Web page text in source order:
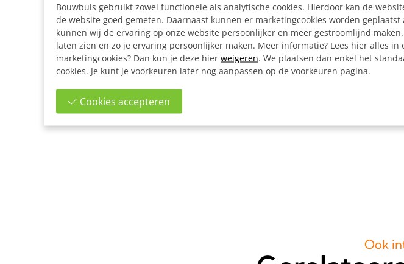
Ook
Bouwbuis gebruikt zowel functionele als analytische cookies. Hierdoor kan de
de website goed gemeten. Daarnaast kunnen er marketingcookies worden
kunnen wij de ervaring op onze website persoonlijker en meer gestroomlijnd
laten zien en zo je ervaring persoonlijker maken. Meer informatie? Lees hier alles in
marketingcookies? Dan kun je deze hier weigeren. We plaatsen dan enkel het
cookies. Je kunt je voorkeuren later nog aanpassen op de voorkeuren pagina.
Cookies accepteren